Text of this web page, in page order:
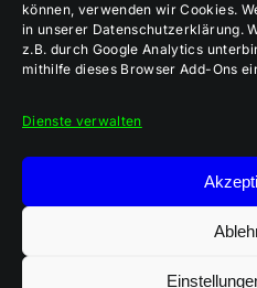
können, verwenden wir Cookies.
in unserer Datenschutzerklärung.
z.B. durch Google Analytics
mithilfe dieses Browser Add-Ons
Dienste verwalten
„Im Team